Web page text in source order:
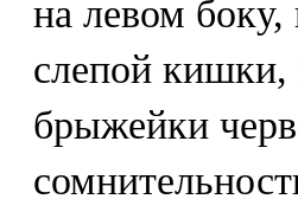
на левом боку,
слепой
брыжейки